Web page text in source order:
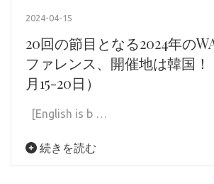
2024-04-15
20回の節目となる2024年の
ファレンス、開催地は韓国！
月15-20日）
[English is b …
続きを読む